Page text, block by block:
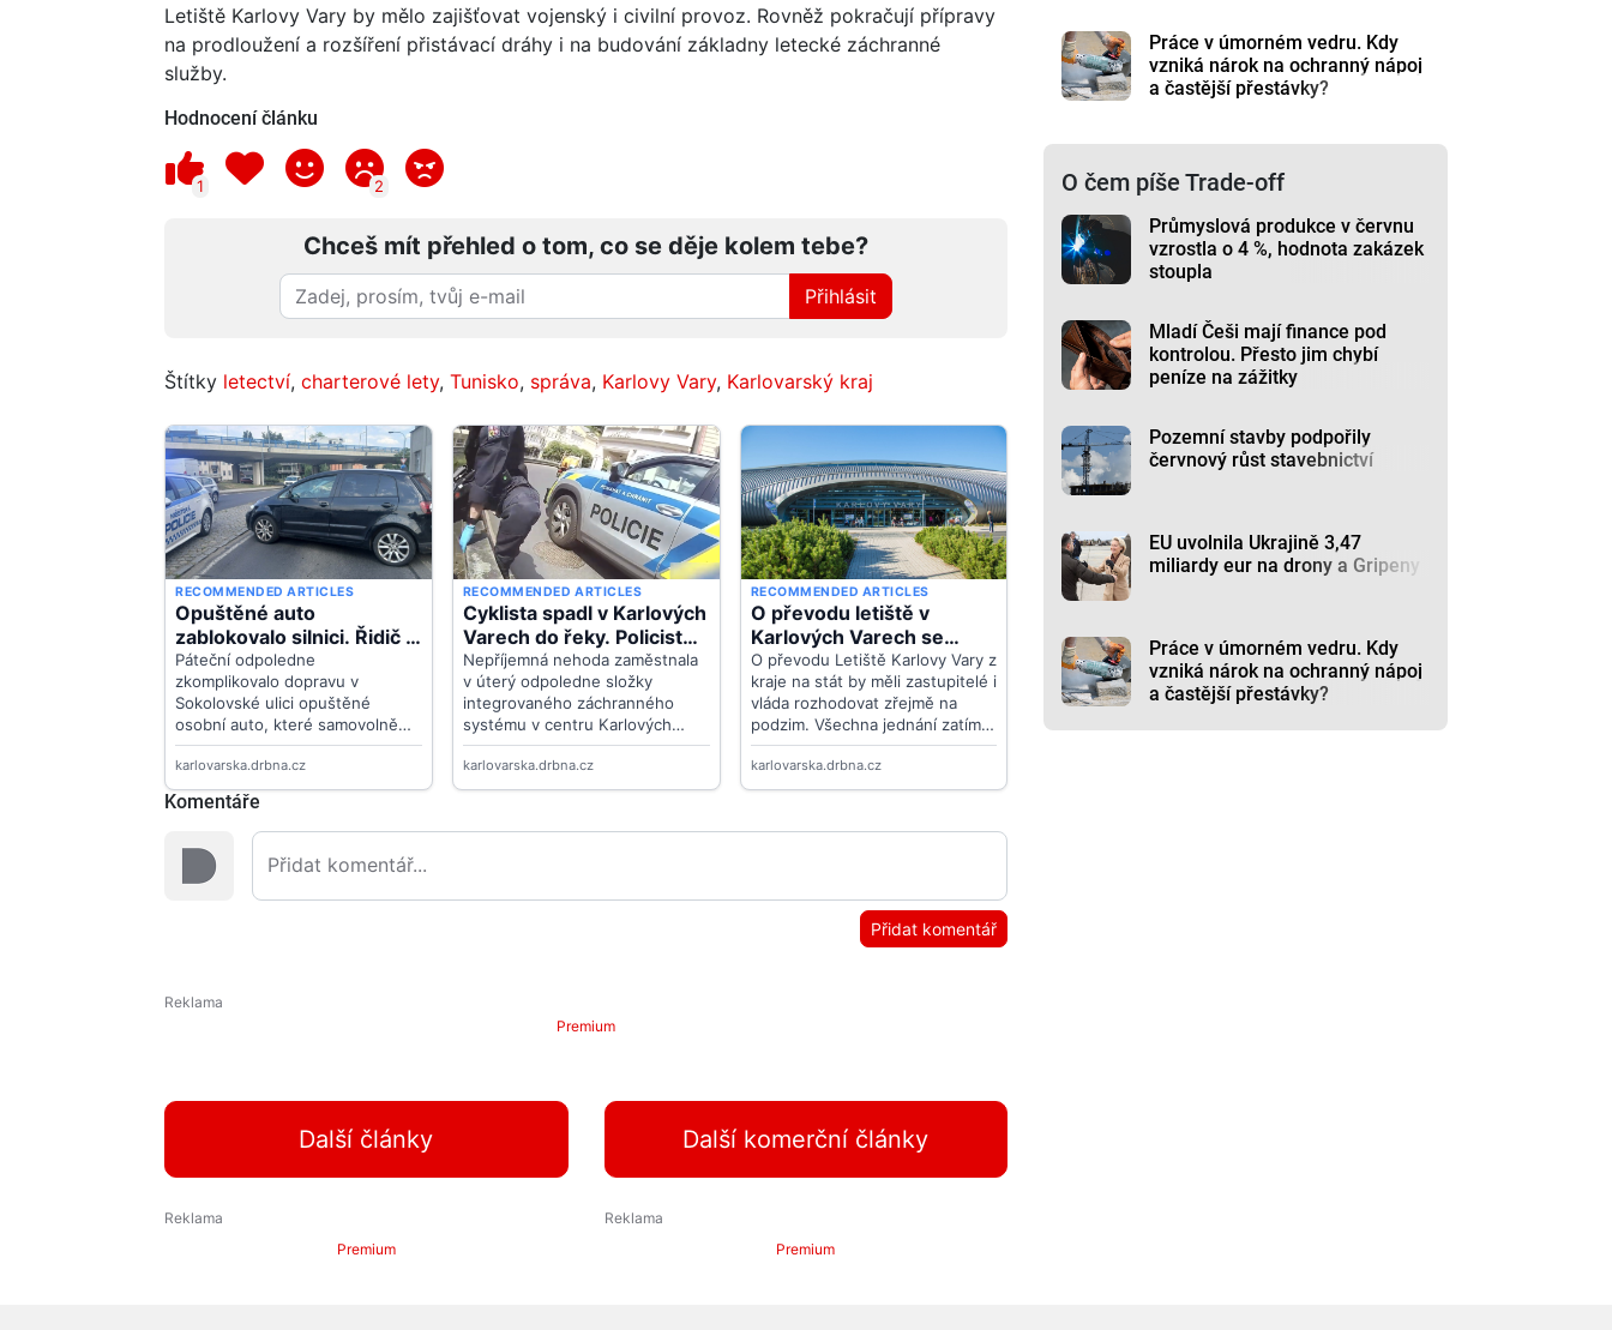
Letiště Karlovy Vary by mělo zajišťovat vojenský i civilní provoz. Rovněž pokračují přípravy
na prodloužení a rozšíření přistávací dráhy i na budování základny letecké záchranné
služby.
Hodnocení článku
1 2
Chceš mít přehled o tom, co se děje kolem tebe?
Přihlásit
Štítky letectví, charterové lety, Tunisko, správa, Karlovy Vary, Karlovarský kraj
Komentáře
Přidat komentář
Premium
Další články Další komerční články
Práce v úmorném vedru. Kdy
vzniká nárok na ochranný nápoj
a častější přestávky?
O čem píše Trade-off
Průmyslová produkce v červnu
vzrostla o 4 %, hodnota zakázek
stoupla
Mladí Češi mají finance pod
kontrolou. Přesto jim chybí
peníze na zážitky
Pozemní stavby podpořily
červnový růst stavebnictví
EU uvolnila Ukrajině 3,47
miliardy eur na drony a Gripeny
Práce v úmorném vedru. Kdy
vzniká nárok na ochranný nápoj
a častější přestávky?
Premium Premium